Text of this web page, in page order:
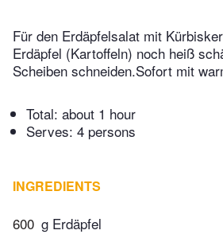
Für den Erdäpfelsalat mit
Erdäpfel (Kartoffeln) noch heiß
Scheiben schneiden.Sofort mit
Total: about 1 hour
Serves: 4 persons
INGREDIENTS
600 g Erdäpfel